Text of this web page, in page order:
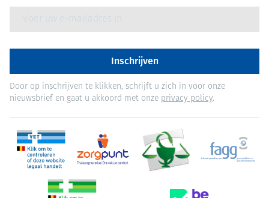
Inschrijven
Door op inschrijven te klikken, schrijft u zich in voor onze
nieuwsbrief en gaat u akkoord met onze privacy policy.